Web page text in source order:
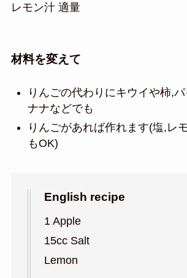
レモン汁 適量
材料を変えて
りんごの代わりにキウイや柿,
ナナなどでも
りんごがあれば作れます(塩,レ
もOK)
English recipe
1 Apple
15cc Salt
Lemon